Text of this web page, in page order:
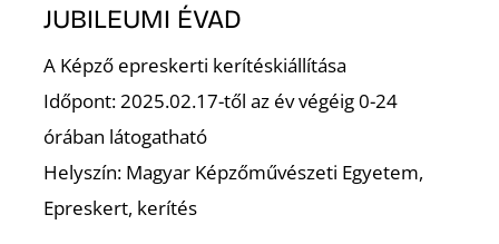
JUBILEUMI ÉVAD
A Képző epreskerti kerítéskiállítása
Időpont: 2025.02.17-től az év végéig 0-24
órában látogatható
Helyszín: Magyar Képzőművészeti Egyetem,
Epreskert, kerítés